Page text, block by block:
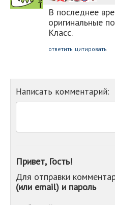
В последнее
оригинальные
Класс.
ответить цитировать
Написать комментарий:
Привет, Гость!
Для отправки
(или email) и пароль